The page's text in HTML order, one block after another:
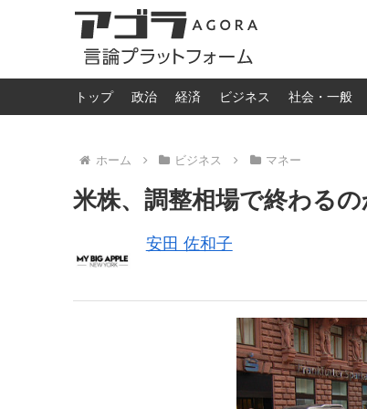
トップ 政治 経済 ビジネス 社会・一般
ホーム ビジネス マネー
米株、調整相場で終わる
安田 佐和子